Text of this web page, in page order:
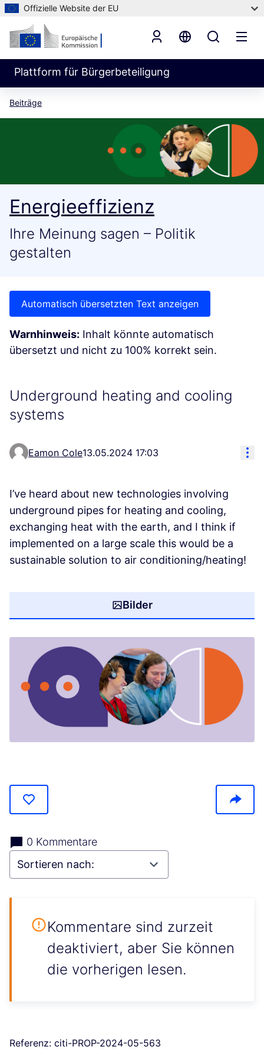
Offizielle Website der EU
Plattform für Bürgerbeteiligung
Beiträge
Energieeffizienz
Ihre Meinung sagen – Politik
gestalten
Automatisch übersetzten Text anzeigen
Warnhinweis: Inhalt könnte automatisch
übersetzt und nicht zu 100% korrekt sein.
Underground heating and cooling
systems
Eamon Cole13.05.2024 17:03
I’ve heard about new technologies involving
underground pipes for heating and cooling,
exchanging heat with the earth, and I think if
implemented on a large scale this would be a
sustainable solution to air conditioning/heating!
Bilder
0 Kommentare
Kommentare sind zurzeit
deaktiviert, aber Sie können
die vorherigen lesen.
Referenz: citi-PROP-2024-05-563